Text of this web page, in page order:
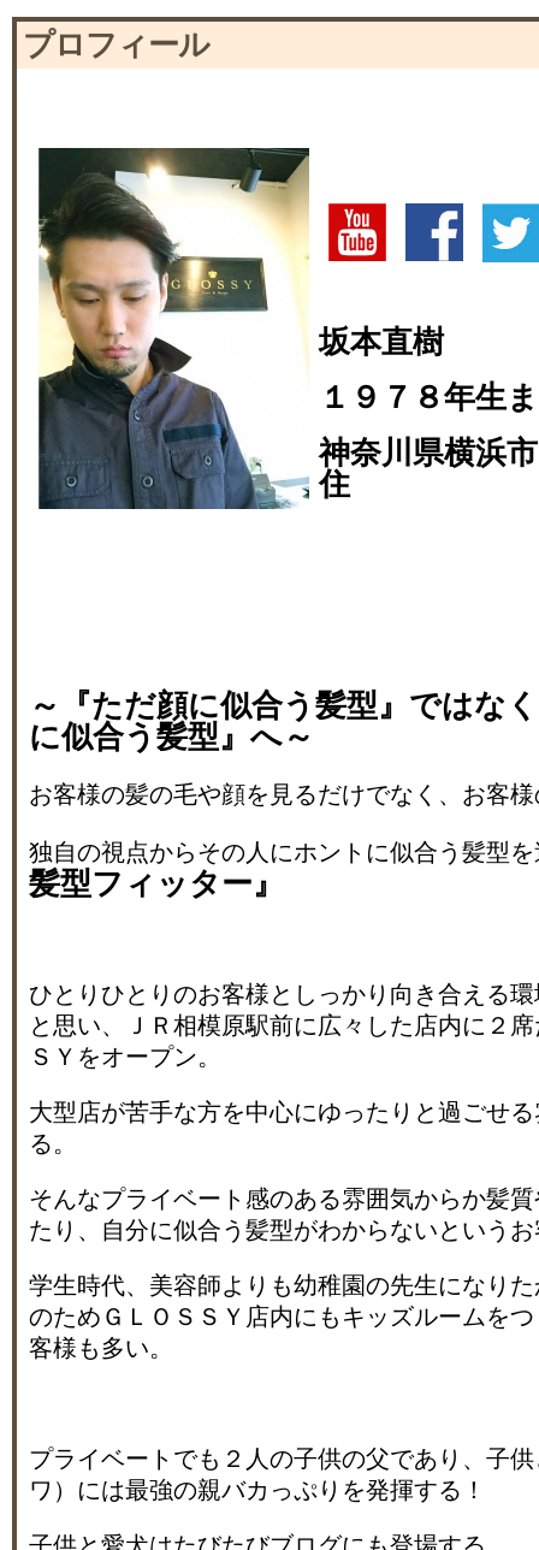
プロフィール
坂本直樹
１９７８年生
神奈川県横浜
住
～『ただ顔に似合う髪型』ではな
に似合う髪型』へ～
お客様の髪の毛や顔を見るだけでなく、お客
独自の視点からその人にホントに似合う髪型
髪型フィッター』
ひとりひとりのお客様としっかり向き合える
と思い、ＪＲ相模原駅前に広々した店内に２
ＳＹをオープン。
大型店が苦手な方を中心にゆったりと過ごせ
る。
そんなプライベート感のある雰囲気からか髪
たり、自分に似合う髪型がわからないという
学生時代、美容師よりも幼稚園の先生になり
のためＧＬＯＳＳＹ店内にもキッズルームを
客様も多い。
プライベートでも２人の子供の父であり、子
ワ）には最強の親バカっぷりを発揮する！